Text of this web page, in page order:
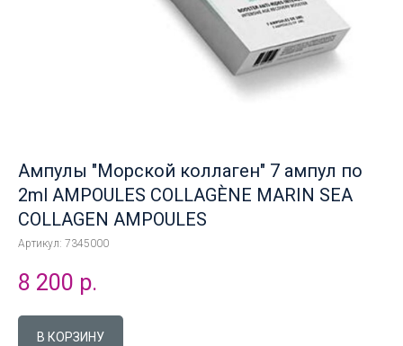
Ампулы "Морской коллаген" 7 ампул по
2ml AMPOULES COLLAGÈNE MARIN SEA
COLLAGEN AMPOULES
Артикул: 7345000
8 200 р.
В КОРЗИНУ